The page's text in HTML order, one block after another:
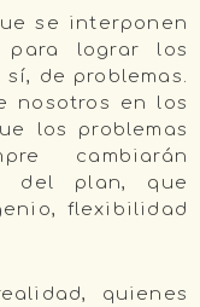
se interponen
lograr los
de problemas.
nosotros en los
los problemas
cambiarán
del plan, que
flexibilidad
quienes